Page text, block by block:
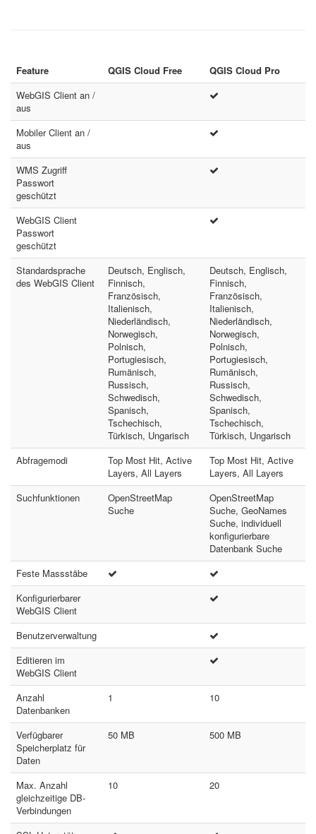
Feature QGIS Cloud Free
QGIS Cloud Pro
WebGIS Client an /
aus
Mobiler Client an /
aus
WMS Zugriff
Passwort
geschützt
WebGIS Client
Passwort
geschützt
Standardsprache
des WebGIS Client
Deutsch, Englisch,
Finnisch,
Französisch,
Italienisch,
Niederländisch,
Norwegisch,
Polnisch,
Portugiesisch,
Rumänisch,
Russisch,
Schwedisch,
Spanisch,
Tschechisch,
Türkisch, Ungarisch
Deutsch, Englisch,
Finnisch,
Französisch,
Italienisch,
Niederländisch,
Norwegisch,
Polnisch,
Portugiesisch,
Rumänisch,
Russisch,
Schwedisch,
Spanisch,
Tschechisch,
Türkisch, Ungarisch
Abfragemodi
Top Most Hit, Active
Layers, All Layers
Top Most Hit, Active
Layers, All Layers
Suchfunktionen
OpenStreetMap
Suche
OpenStreetMap
Suche, GeoNames
Suche, individuell
konfigurierbare
Datenbank Suche
Feste Massstäbe
Konfigurierbarer
WebGIS Client
Benutzerverwaltung
Editieren im
WebGIS Client
Anzahl
Datenbanken
1 10
Verfügbarer
Speicherplatz für
Daten
50 MB 500 MB
Max. Anzahl
gleichzeitige DB-
Verbindungen
10 20